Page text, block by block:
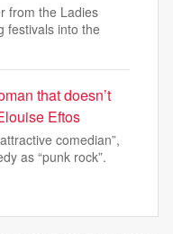
from the Ladies
festivals into the
that doesn’t
Eftos
comedian”,
as “punk rock”.